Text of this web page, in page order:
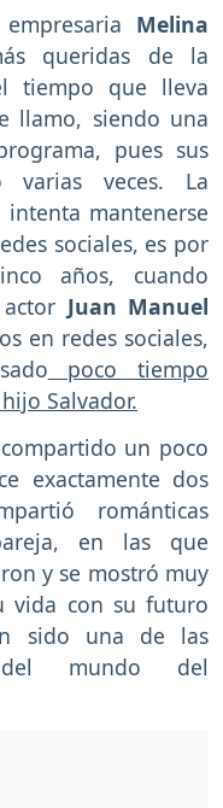
Melina
queridas de la
tiempo que lleva
llamo, siendo una
pues sus
varias veces. La
mantenerse
sociales, es por
años, cuando
Juan Manuel
en redes sociales,
poco tiempo
Salvador.
un poco
exactamente dos
románticas
en las que
y se mostró muy
vida con su futuro
sido una de las
mundo del